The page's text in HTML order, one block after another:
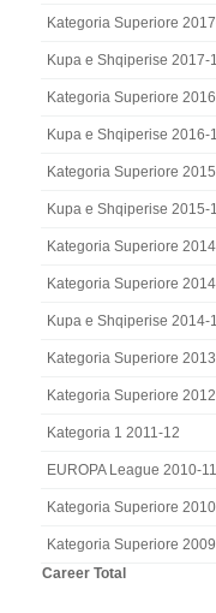
Kategoria Superiore
Kupa e Shqiperise 2017-
Kategoria Superiore
Kupa e Shqiperise 2016-
Kategoria Superiore
Kupa e Shqiperise 2015-
Kategoria Superiore
Kategoria Superiore
Kupa e Shqiperise 2014-
Kategoria Superiore
Kategoria Superiore
Kategoria 1 2011-12
EUROPA League 2010-11
Kategoria Superiore
Kategoria Superiore
Career Total